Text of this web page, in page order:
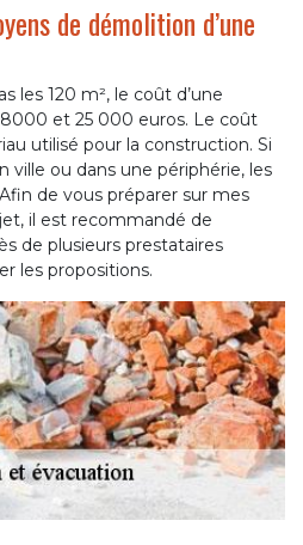
de démolition d’une
les 120 m², le coût d’une
et 25 000 euros. Le coût
utilisé pour la construction. Si
ville ou dans une périphérie, les
de vous préparer sur mes
il est recommandé de
de plusieurs prestataires
les propositions.